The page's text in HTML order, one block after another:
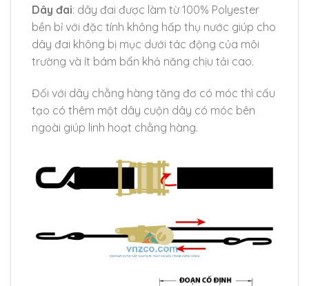
Dây đai: dây đai được làm từ 100% Polyester
bền bỉ với đặc tính không hấp thụ nước giúp cho
dây đai không bị mục dưới tác động của môi
trường và ít bám bẩn khả năng chịu tải cao.
Đối với dây chằng hàng tăng đơ có móc thì cấu
tạo có thêm một dây cuộn dây có móc bên
ngoài giúp linh hoạt chằng hàng.